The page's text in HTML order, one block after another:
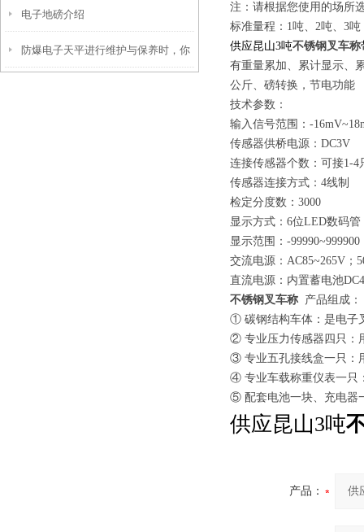
电子地磅介绍
防爆电子天平进行维护与保养时，你
注：请根据您使用的场所
标准量程：1吨、2吨、3吨
供应昆山3吨不锈钢叉车称
有重量累加、累计显示、
公斤、磅转换，节电功能
技术参数：
输入信号范围：-
传感器供桥电源：DC3V
连接传感器个数：可接1-4
传感器连接方式：4线制
检定分度数：3000
显示方式：6位LED数码
显示范围：-99990~999900
交流电源：AC85~265V；
直流电源：内置蓄电池
不锈钢叉车称 产品组成：
① 碳钢结构车体：是电子
② 专业压力传感器四只：
③ 专业五孔接线盒一只：
④ 专业车载称重仪表一只
⑤ 配套电池一块、充电器
供应昆山3吨
产品：